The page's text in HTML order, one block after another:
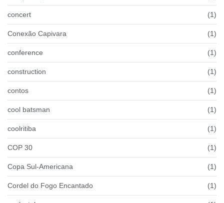
concert (1)
Conexão Capivara (1)
conference (1)
construction (1)
contos (1)
cool batsman (1)
coolritiba (1)
COP 30 (1)
Copa Sul-Americana (1)
Cordel do Fogo Encantado (1)